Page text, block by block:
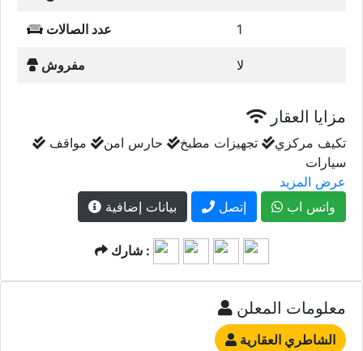
عدد الصالات 1
مفروش لا
مزايا العقار
تكيف مركزي تجهيزات مطبخ حارس امن
مواقف
سيارات
عرض المزيد
بيانات إضافية
إتصل واتس اب
شارك :
معلومات المعلن
الشاطري العقارية